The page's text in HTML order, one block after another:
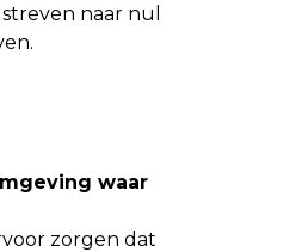
naar nul
waar
zorgen dat